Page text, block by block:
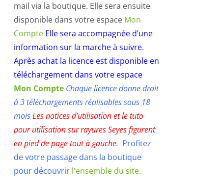
mail via la boutique. Elle sera ensuite
disponible dans votre espace Mon
Compte Elle sera accompagnée d’une
information sur la marche à suivre.
Après achat la licence est disponible en
téléchargement dans votre espace
Mon Compte Chaque licence donne droit
à 3 téléchargements réalisables sous 18
moisLes notices d’utilisation et le tuto
pour utilisation sur rayures Seyes figurent
en pied de page tout à gauche. Profitez
de votre passage dans la boutique
pour découvrir l'ensemble du site.